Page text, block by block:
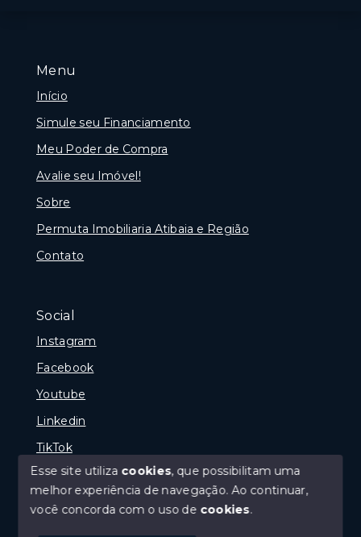
Menu
Início
Simule seu Financiamento
Meu Poder de Compra
Avalie seu Imóvel!
Sobre
Permuta Imobiliaria Atibaia e Região
Contato
Social
Instagram
Facebook
Youtube
Linkedin
TikTok
© Copyright 2026 - Portal Melhor Oferta Imobiliaria -
Esse site utiliza cookies, que possibilitam uma
melhor experiência de navegação.Ao continuar,
você concorda com o uso de cookies.